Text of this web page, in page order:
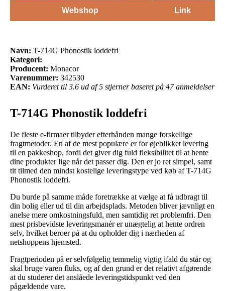
Webshop
Link
Navn: T-714G Phonostik loddefri
Kategori:
Producent: Monacor
Varenummer: 342530
EAN: Vurderet til 3.6 ud af 5 stjerner baseret på 47 anmeldelser
T-714G Phonostik loddefri
De fleste e-firmaer tilbyder efterhånden mange forskellige
fragtmetoder. En af de mest populære er for øjeblikket levering
til en pakkeshop, fordi det giver dig fuld fleksibilitet til at hente
dine produkter lige når det passer dig. Den er jo ret simpel, samt
tit tilmed den mindst kostelige leveringstype ved køb af T-714G
Phonostik loddefri.
Du burde på samme måde foretrække at vælge at få udbragt til
din bolig eller ud til din arbejdsplads. Metoden bliver jævnligt en
anelse mere omkostningsfuld, men samtidig ret problemfri. Den
mest prisbevidste leveringsmanér er unægtelig at hente ordren
selv, hvilket beroer på at du opholder dig i nærheden af
netshoppens hjemsted.
Fragtperioden på er selvfølgelig temmelig vigtig ifald du står og
skal bruge varen fluks, og af den grund er det relativt afgørende
at du studerer det anslåede leveringstidspunkt ved den
pågældende vare.